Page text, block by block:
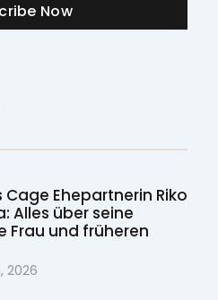
Now
Cage Ehepartnerin Riko
Alles über seine
Frau und früheren
2026